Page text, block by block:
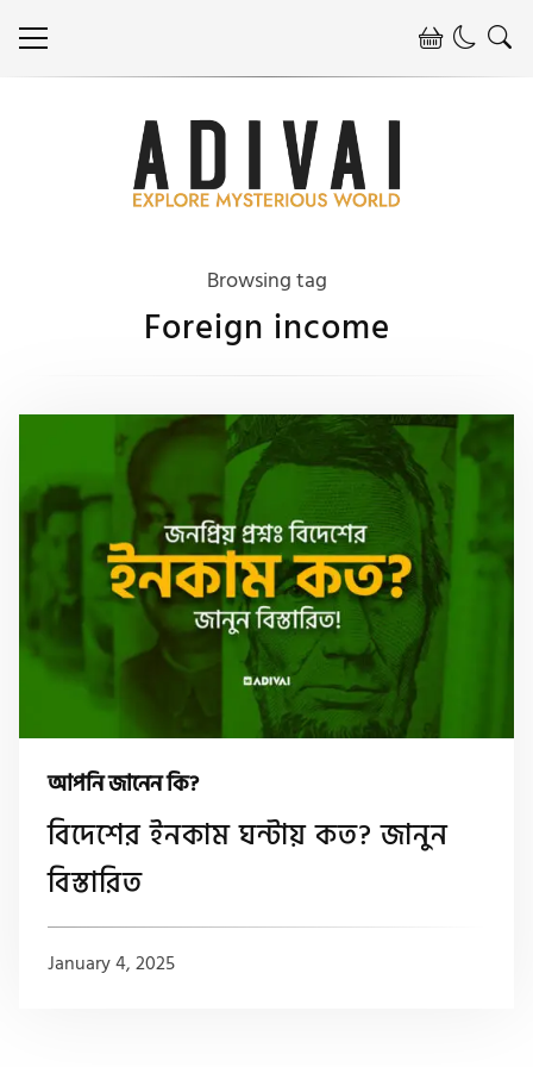
Browsing tag
Foreign income
আপনি জানেন কি?
বিদেশের ইনকাম ঘন্টায় কত? জানুন
বিস্তারিত
January 4, 2025